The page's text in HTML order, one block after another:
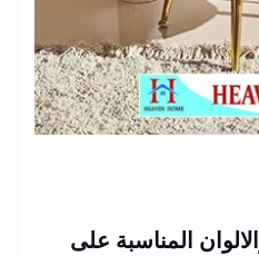
المناسبة على